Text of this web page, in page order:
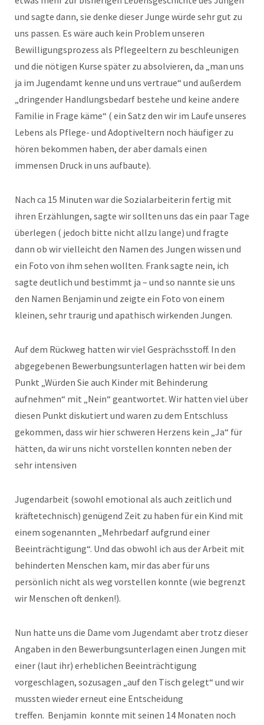
und sagte dann, sie denke dieser Junge würde sehr gut zu
uns passen. Es wäre auch kein Problem unseren
Bewilligungsprozess als Pflegeeltern zu beschleunigen
und die nötigen Kurse später zu absolvieren, da „man uns
ja im Jugendamt kenne und uns vertraue“ und außerdem
„dringender Handlungsbedarf bestehe und keine andere
Familie in Frage käme“ ( ein Satz den wir im Laufe unseres
Lebens als Pflege- und Adoptiveltern noch häufiger zu
hören bekommen haben, der aber damals einen
immensen Druck in uns aufbaute).
Nach ca 15 Minuten war die Sozialarbeiterin fertig mit
ihren Erzählungen, sagte wir sollten uns das ein paar Tage
überlegen ( jedoch bitte nicht allzu lange) und fragte
dann ob wir vielleicht den Namen des Jungen wissen und
ein Foto von ihm sehen wollten. Frank sagte nein, ich
sagte deutlich und bestimmt ja – und so nannte sie uns
den Namen Benjamin und zeigte ein Foto von einem
kleinen, sehr traurig und apathisch wirkenden Jungen.
Auf dem Rückweg hatten wir viel Gesprächsstoff. In den
abgegebenen Bewerbungsunterlagen hatten wir bei dem
Punkt „Würden Sie auch Kinder mit Behinderung
aufnehmen“ mit „Nein“ geantwortet. Wir hatten viel über
diesen Punkt diskutiert und waren zu dem Entschluss
gekommen, dass wir hier schweren Herzens kein „Ja“ für
hätten, da wir uns nicht vorstellen konnten neben der
sehr intensiven
Jugendarbeit (sowohl emotional als auch zeitlich und
kräftetechnisch) genügend Zeit zu haben für ein Kind mit
einem sogenannten „Mehrbedarf aufgrund einer
Beeinträchtigung“. Und das obwohl ich aus der Arbeit mit
behinderten Menschen kam, mir das aber für uns
persönlich nicht als weg vorstellen konnte (wie begrenzt
wir Menschen oft denken!).
Nun hatte uns die Dame vom Jugendamt aber trotz dieser
Angaben in den Bewerbungsunterlagen einen Jungen mit
einer (laut ihr) erheblichen Beeinträchtigung
vorgeschlagen, sozusagen „auf den Tisch gelegt“ und wir
mussten wieder erneut eine Entscheidung
treffen. Benjamin konnte mit seinen 14 Monaten noch